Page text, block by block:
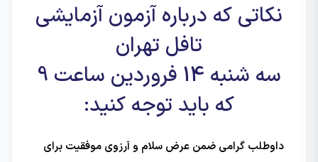
نکاتی که درباره آزمون آزمایشی
تافل تهران
سه شنبه 14 فروردین ساعت 9
که باید توجه کنید:
داوطلب گرامی ضمن عرض سلام و آرزوی موفقیت برای